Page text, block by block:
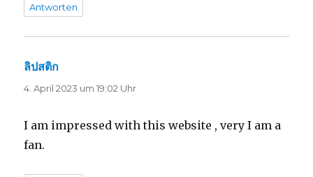
Antworten
ลิปสติก
4. April 2023 um 19:02 Uhr
I am impressed with this website , very I am a
fan.